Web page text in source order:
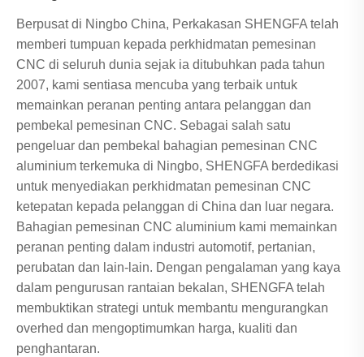
Berpusat di Ningbo China, Perkakasan SHENGFA telah
memberi tumpuan kepada perkhidmatan pemesinan
CNC di seluruh dunia sejak ia ditubuhkan pada tahun
2007, kami sentiasa mencuba yang terbaik untuk
memainkan peranan penting antara pelanggan dan
pembekal pemesinan CNC. Sebagai salah satu
pengeluar dan pembekal bahagian pemesinan CNC
aluminium terkemuka di Ningbo, SHENGFA berdedikasi
untuk menyediakan perkhidmatan pemesinan CNC
ketepatan kepada pelanggan di China dan luar negara.
Bahagian pemesinan CNC aluminium kami memainkan
peranan penting dalam industri automotif, pertanian,
perubatan dan lain-lain. Dengan pengalaman yang kaya
dalam pengurusan rantaian bekalan, SHENGFA telah
membuktikan strategi untuk membantu mengurangkan
overhed dan mengoptimumkan harga, kualiti dan
penghantaran.